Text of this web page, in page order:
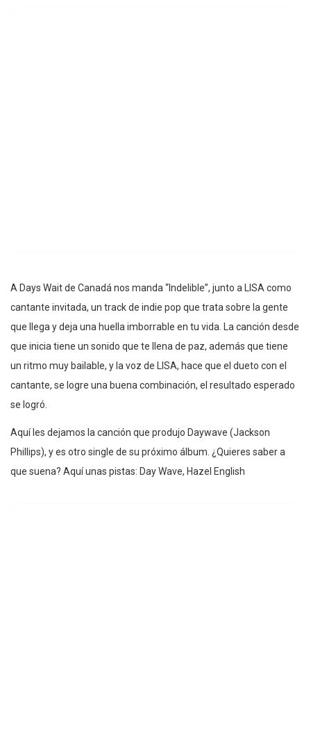
A Days Wait de Canadá nos manda “Indelible”, junto a LISA como
cantante invitada, un track de indie pop que trata sobre la gente
que llega y deja una huella imborrable en tu vida. La canción desde
que inicia tiene un sonido que te llena de paz, además que tiene
un ritmo muy bailable, y la voz de LISA, hace que el dueto con el
cantante, se logre una buena combinación, el resultado esperado
se logró.
Aquí les dejamos la canción que produjo Daywave (Jackson
Phillips), y es otro single de su próximo álbum. ¿Quieres saber a
que suena? Aquí unas pistas: Day Wave, Hazel English